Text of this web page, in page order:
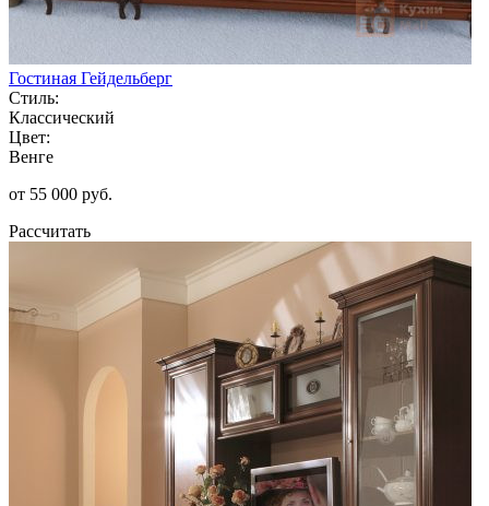
Гостиная Гейдельберг
Стиль:
Классический
Цвет:
Венге
от 55 000 руб.
Рассчитать